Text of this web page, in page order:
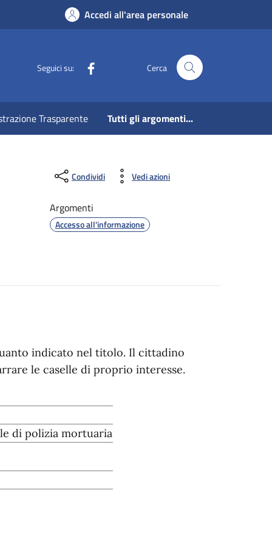
Accedi all'area personale
Seguici su: Cerca
Trasparente Tutti gli argomenti...
Condividi Vedi azioni
Argomenti
Accesso all'informazione
indicato nel titolo. Il cittadino
le caselle di proprio interesse.
di polizia mortuaria